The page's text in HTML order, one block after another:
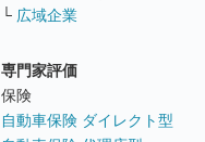
└ 広域企業
専門家評価
保険
自動車保険 ダイレクト型